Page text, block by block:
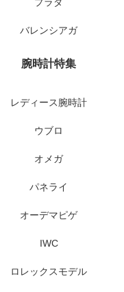
プラダ
バレンシアガ
腕時計特集
レディース腕時計
ウブロ
オメガ
パネライ
オーデマピゲ
IWC
ロレックスモデル